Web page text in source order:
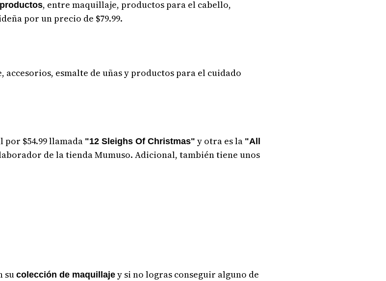
, entre maquillaje, productos para el cabello,
por un precio de $79.99.
accesorios, esmalte de uñas y productos para el cuidado
$54.99 llamada "12 Sleighs Of Christmas" y otra es la "All
de la tienda Mumuso. Adicional, también tiene unos
sucolección de maquillaje y si no logras conseguir alguno de